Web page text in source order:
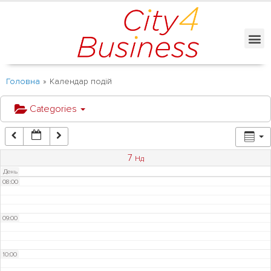
Головна » Календар подій
Categories
7 Нд
День
06:00
07:00
08:00
09:00
10:00